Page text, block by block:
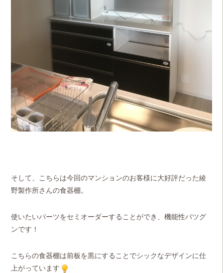
そして、こちらは今回のマンションのお客様に大好評だった綾
野製作所さんの食器棚。
使いたいパーツをセミオーダーすることができ、機能性バツグ
ンです！
こちらの食器棚は前板を黒にすることでシックなデザインに仕
上がっています